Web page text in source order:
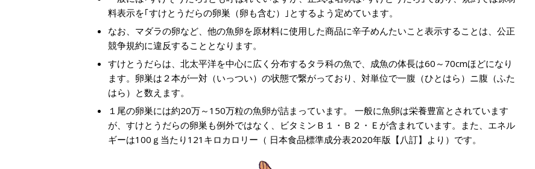
料表示を｢すけとうだらの卵巣（卵も含む）｣とするよう定めています。
なお、マダラの卵など、他の魚卵を原材料に使用した商品に辛子めんたいこと表示することは、公正
競争規約に違反することとなります。
すけとうだらは、北太平洋を中心に広く分布するタラ科の魚で、成魚の体長は60～70cmほどになり
ます。卵巣は２本が一対（いっつい）の状態で繋がっており、対単位で一腹（ひとはら）ニ腹（ふた
はら）と数えます。
１尾の卵巣には約20万～150万粒の魚卵が詰まっています。 一般に魚卵は栄養豊富とされています
が、すけとうだらの卵巣も例外ではなく、ビタミンＢ１・Ｂ２・Ｅが含まれています。また、エネル
ギーは100ｇ当たり121キロカロリー（ 日本食品標準成分表2020年版【八訂】より）です。